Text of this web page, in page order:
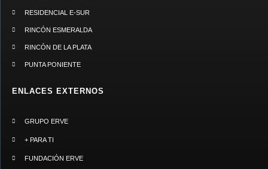
RESIDENCIAL E-SUR
RINCÓN ESMERALDA
RINCÓN DE LA PLATA
PUNTA PONIENTE
ENLACES EXTERNOS
GRUPO ERVE
+ PARA TI
FUNDACIÓN ERVE